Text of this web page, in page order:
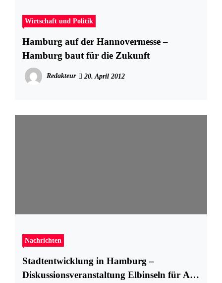
Wirtschaft und Politik
Hamburg auf der Hannovermesse –
Hamburg baut für die Zukunft
Redakteur 20. April 2012
Nachrichten
Stadtentwicklung in Hamburg –
Diskussionsveranstaltung Elbinseln für Alle